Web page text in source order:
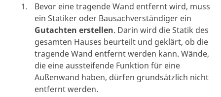
Bevor eine tragende Wand entfernt wird, muss
ein Statiker oder Bausachverständiger ein
Gutachten erstellen. Darin wird die Statik des
gesamten Hauses beurteilt und geklärt, ob die
tragende Wand entfernt werden kann. Wände,
die eine aussteifende Funktion für eine
Außenwand haben, dürfen grundsätzlich nicht
entfernt werden.